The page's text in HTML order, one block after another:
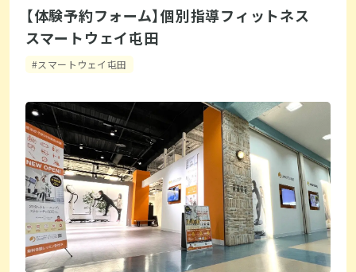
【体験予約フォーム】個別指導フィットネス
スマートウェイ屯田
#スマートウェイ屯田